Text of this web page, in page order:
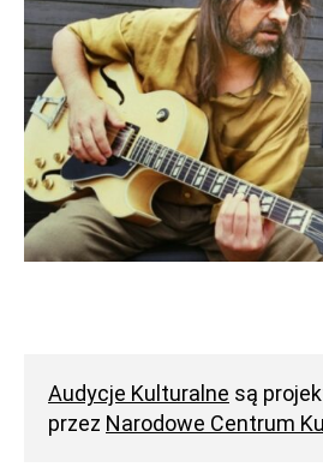
Audycje Kulturalne są
przez Narodowe Centrum